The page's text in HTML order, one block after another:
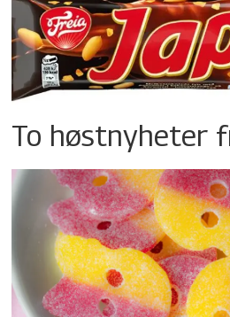
To høstnyheter